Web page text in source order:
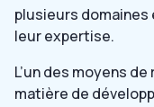
plusieurs
leur expertise.
L’un des moyens
matière de